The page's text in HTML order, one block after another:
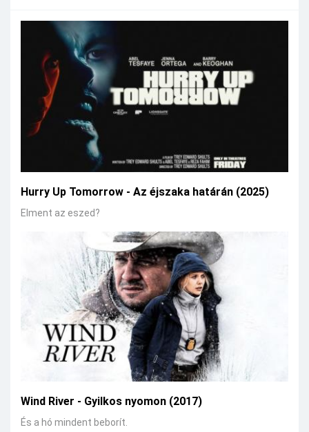
Hurry Up Tomorrow - Az éjszaka határán (2025)
Elment az eszed?
Wind River - Gyilkos nyomon (2017)
És a hó mindent beborít.